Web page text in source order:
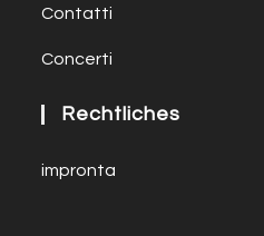
Contatti
Concerti
Rechtliches
impronta